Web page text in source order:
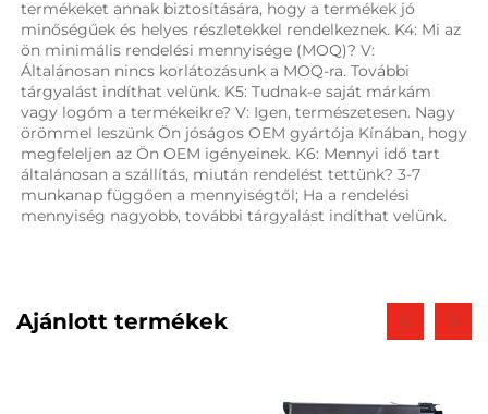
termékeket annak biztosítására, hogy a termékek jó
minőségűek és helyes részletekkel rendelkeznek. K4: Mi az
ön minimális rendelési mennyisége (MOQ)? V:
Általánosan nincs korlátozásunk a MOQ-ra. További
tárgyalást indíthat velünk. K5: Tudnak-e saját márkám
vagy logóm a termékeikre? V: Igen, természetesen. Nagy
örömmel leszünk Ön jóságos OEM gyártója Kínában, hogy
megfeleljen az Ön OEM igényeinek. K6: Mennyi idő tart
általánosan a szállítás, miután rendelést tettünk? 3-7
munkanap függően a mennyiségtől; Ha a rendelési
mennyiség nagyobb, további tárgyalást indíthat velünk.
Ajánlott termékek